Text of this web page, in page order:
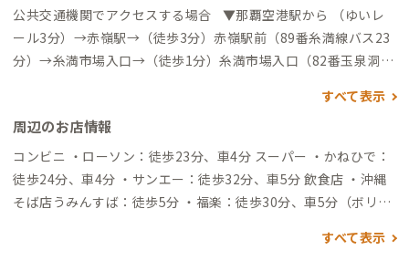
公共交通機関でアクセスする場合 ▼那覇空港駅から （ゆいレ
ール3分）→赤嶺駅→（徒歩3分）赤嶺駅前（89番糸満線バス23
分）→糸満市場入口→（徒歩1分）糸満市場入口（82番玉泉洞糸
から →（バス69分）琉球ホテル&リゾート名城ビーチ→ （徒歩1
6分）→到着 自動車でアクセスする場合 ▼那覇空港から
（一般道26分）→到着
すべて表示
周辺のお店情報
コンビニ ・ローソン：徒歩23分、車4分 スーパー ・かねひで：
徒歩24分、車4分 ・サンエー：徒歩32分、車5分 飲食店 ・沖縄
そば店うみんすば：徒歩5分 ・福楽：徒歩30分、車5分（ボリュ
分、車6分（ガーリックシュリンプ、パンケーキおいしく海を眺
すべて表示